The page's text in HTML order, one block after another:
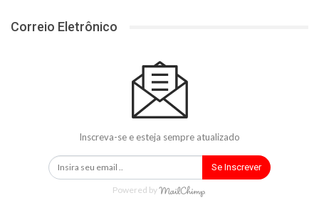
Correio Eletrônico
Inscreva-se e esteja sempre atualizado
Se Inscrever
Powered by